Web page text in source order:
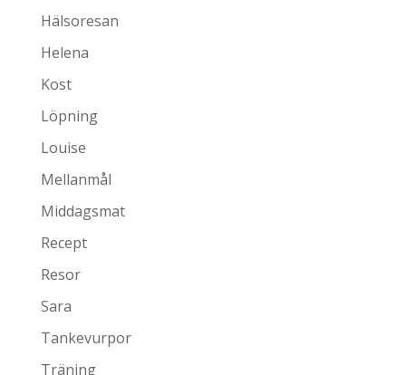
Hälsoresan
Helena
Kost
Löpning
Louise
Mellanmål
Middagsmat
Recept
Resor
Sara
Tankevurpor
Träning